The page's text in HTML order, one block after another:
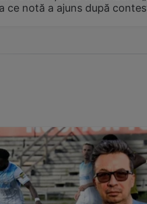
ce notă a ajuns după